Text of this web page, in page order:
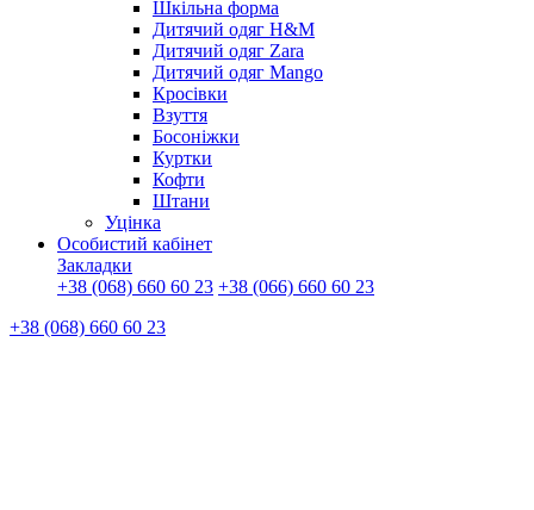
Шкільна форма
Дитячий одяг H&M
Дитячий одяг Zara
Дитячий одяг Mango
Кросівки
Взуття
Босоніжки
Куртки
Кофти
Штани
Уцінка
Особистий кабінет
Закладки
+38 (068) 660 60 23 +38 (066) 660 60 23
+38 (068) 660 60 23